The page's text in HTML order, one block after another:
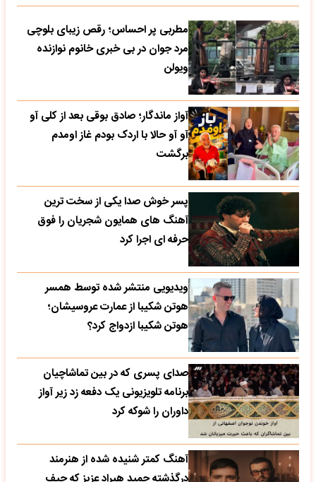
مطربی پر احساس؛ رقص زیبای بلوچی
مرد جوان در بی خبری خانوم نوازنده
ویولن
آواز ماندگار؛ صادق بوقی بعد از کلی آو
آو آو حالا با اردک بودم غاز اومدم
برگشت
پسر خوش صدا یکی از سخت ترین
آهنگ های همایون شجریان را فوق
حرفه ای اجرا کرد
ویدیویی منتشر شده توسط همسر
هوتن شکیبا از عمارت عروسیشان؛
هوتن شکیبا ازدواج کرد؟
صدای پسری که در بین تماشاچیان
برنامه تلویزیونی یک دفعه زد زیر آواز
داوران را شوکه کرد
آهنگ کمتر شنیده شده از هنرمند